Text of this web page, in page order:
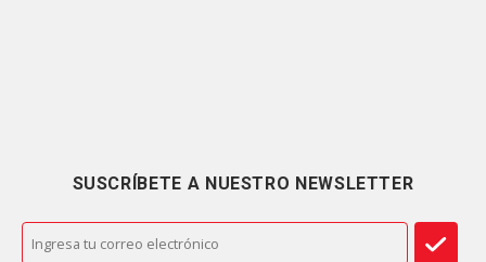
SUSCRÍBETE A NUESTRO NEWSLETTER